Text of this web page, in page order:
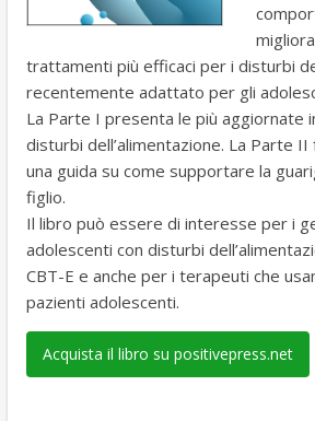
trattamenti più efficaci per i disturbi
recentemente adattato per gli
La Parte I presenta le più aggiornate
disturbi dell’alimentazione. La Parte
una guida su come supportare la
figlio.
Il libro può essere di interesse per i
adolescenti con disturbi
CBT-E e anche per i terapeuti che
pazienti adolescenti.
Acquista il libro su positivepress.net